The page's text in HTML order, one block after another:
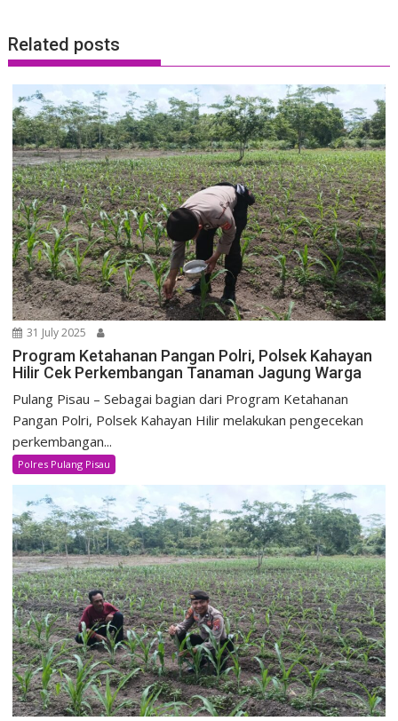
Related posts
31 July 2025
Program Ketahanan Pangan Polri, Polsek Kahayan
Hilir Cek Perkembangan Tanaman Jagung Warga
Pulang Pisau – Sebagai bagian dari Program Ketahanan
Pangan Polri, Polsek Kahayan Hilir melakukan pengecekan
perkembangan...
Polres Pulang Pisau